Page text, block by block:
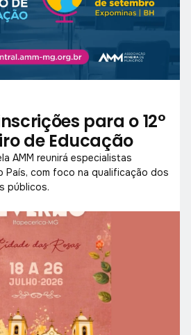
para o 12°
de Educação
AMM reunirá especialistas
País, com foco na qualificação dos
públicos.